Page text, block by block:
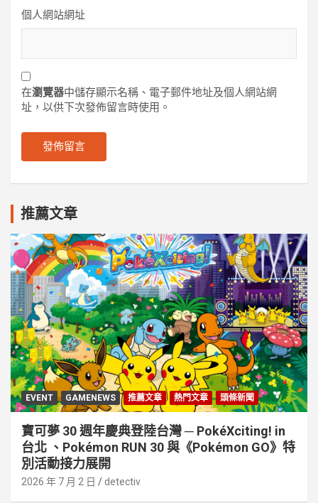
個人網站網址
在瀏覽器中儲存顯示名稱、電子郵件地址及個人網站網
址，以供下次發佈留言時使用。
推薦文章
EVENT GAMENEWS 推薦文章 熱門文章 頭條新聞
寶可夢 30 週年慶典登陸台灣 ─ PokéXciting! in
台北 、Pokémon RUN 30 與《Pokémon GO》特
別活動接⼒展開
2026 年 7 月 2 日 detectiv